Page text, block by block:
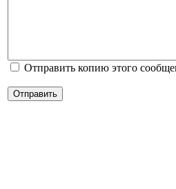
Отправить копию этого
Отправить